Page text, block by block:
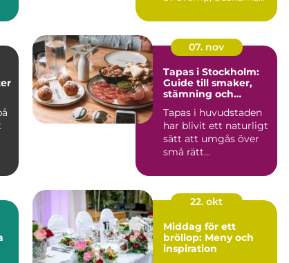
07. nov
Tapas i Stockholm:
Guide till smaker,
stämning och
Tapas i huvudstaden
har blivit ett naturligt
sätt att umgås över
små rätt...
22. okt
Middag för ett
bröllop: Meny och
inspiration